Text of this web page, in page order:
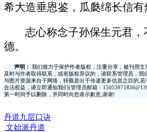
希大造垂恩鉴，瓜瓞绵长信有
志心称念子孙保生元君，
德。
声明：
我们致力于保护作者版权，注重分享，被刊用
及时与作者取得联系，或有版权异议的，请联系管理员，我
与图片资源来自于网络，转载是出于传递更多信息之目的,
合法权益，请立即通知我们(管理员邮箱：
第一时间予以删除，并同时向您表示歉意,谢谢!
丹道九层口诀
文始派丹道